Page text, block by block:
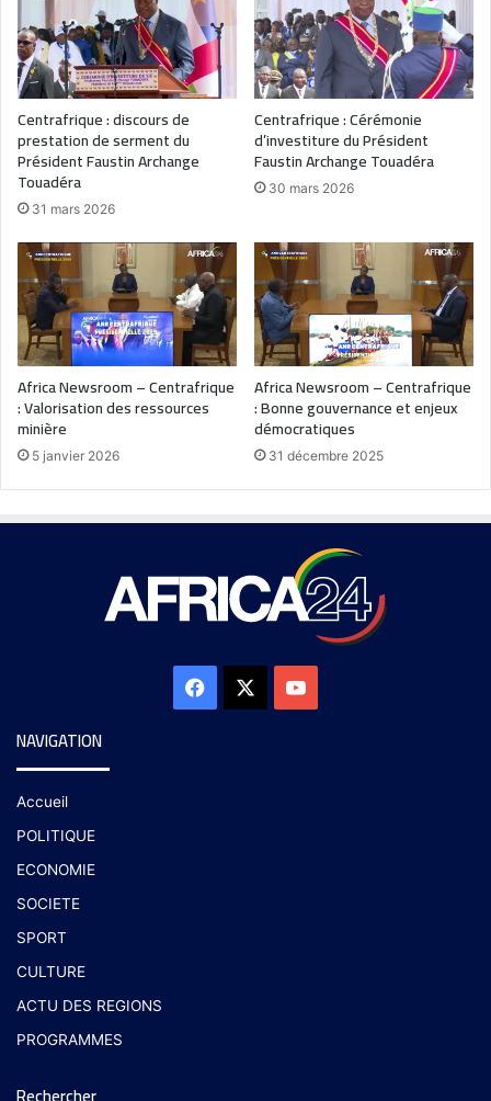
Centrafrique : discours de
prestation de serment du
Président Faustin Archange
Touadéra
31 mars 2026
Centrafrique : Cérémonie
d’investiture du Président
Faustin Archange Touadéra
30 mars 2026
Africa Newsroom – Centrafrique
: Valorisation des ressources
minière
5 janvier 2026
Africa Newsroom – Centrafrique
: Bonne gouvernance et enjeux
démocratiques
31 décembre 2025
NAVIGATION
Accueil
POLITIQUE
ECONOMIE
SOCIETE
SPORT
CULTURE
ACTU DES REGIONS
PROGRAMMES